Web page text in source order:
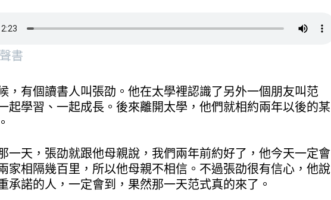
書
，有個讀書人叫張劭。他在太學裡認識了另外一個朋友叫范
起學習、一起成長。後來離開太學，他們就相約兩年以後的某
一天，張劭就跟他母親說，我們兩年前約好了，他今天一定會
家相隔幾百里，所以他母親不相信。不過張劭很有信心，他說
承諾的人，一定會到，果然那一天范式真的來了。